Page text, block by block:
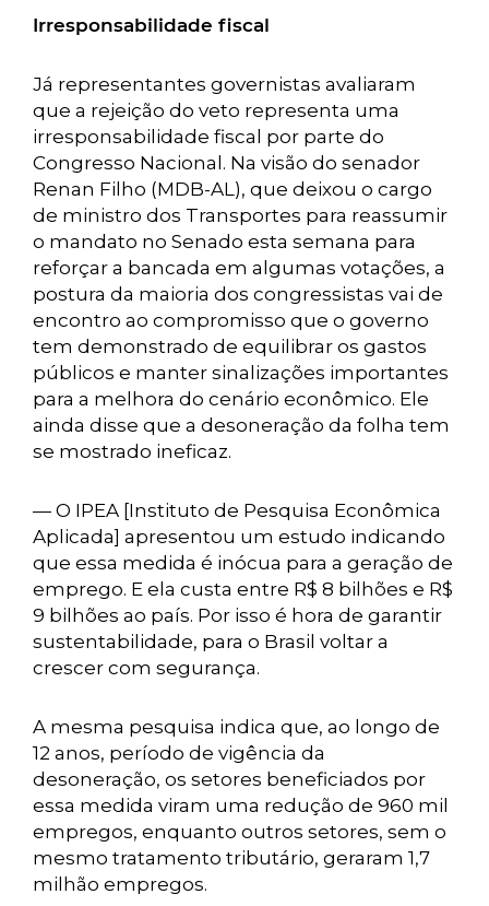
Irresponsabilidade fiscal
Já representantes governistas avaliaram
que a rejeição do veto representa uma
irresponsabilidade fiscal por parte do
Congresso Nacional. Na visão do senador
Renan Filho (MDB-AL), que deixou o cargo
de ministro dos Transportes para reassumir
o mandato no Senado esta semana para
reforçar a bancada em algumas votações, a
postura da maioria dos congressistas vai de
encontro ao compromisso que o governo
tem demonstrado de equilibrar os gastos
públicos e manter sinalizações importantes
para a melhora do cenário econômico. Ele
ainda disse que a desoneração da folha tem
se mostrado ineficaz.
— O IPEA [Instituto de Pesquisa Econômica
Aplicada] apresentou um estudo indicando
que essa medida é inócua para a geração de
emprego. E ela custa entre R$ 8 bilhões e R$
9 bilhões ao país. Por isso é hora de garantir
sustentabilidade, para o Brasil voltar a
crescer com segurança.
A mesma pesquisa indica que, ao longo de
12 anos, período de vigência da
desoneração, os setores beneficiados por
essa medida viram uma redução de 960 mil
empregos, enquanto outros setores, sem o
mesmo tratamento tributário, geraram 1,7
milhão empregos.